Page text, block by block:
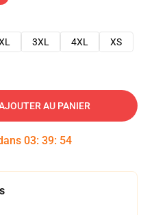
3XL 4XL XS
AU PANIER
03: 39: 53